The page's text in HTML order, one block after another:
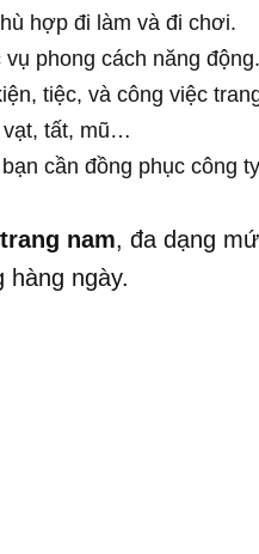
hợp đi làm và đi chơi.
vụ phong cách năng động.
tiệc, và công việc
vạt, tất, mũ…
cần đồng phục công
nam, đa dạng
hàng ngày.